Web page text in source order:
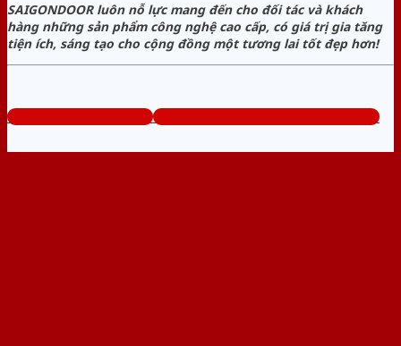
SAIGONDOOR luôn nỗ lực mang đến cho đối tác và khách
hàng những sản phẩm công nghệ cao cấp, có giá trị gia tăng
tiện ích, sáng tạo cho cộng đồng một tương lai tốt đẹp hơn!
www.cuagocuathep.com Tổng đài tư vấn miễn phí: 0824.400.400